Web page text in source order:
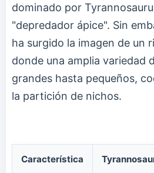
dominado por
"depredador ápice". Sin
ha surgido la imagen de un
donde una amplia variedad
grandes hasta pequeños,
la partición de nichos.
Característica